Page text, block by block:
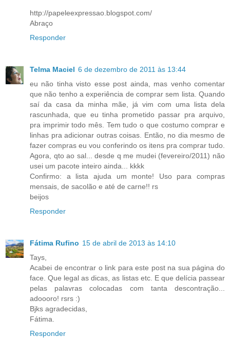
http://papeleexpressao.blogspot.com/
Abraço
Responder
Telma Maciel 6 de dezembro de 2011 às 13:44
eu não tinha visto esse post ainda, mas venho comentar
que não tenho a experiência de comprar sem lista. Quando
saí da casa da minha mãe, já vim com uma lista dela
rascunhada, que eu tinha prometido passar pra arquivo,
pra imprimir todo mês. Tem tudo o que costumo comprar e
linhas pra adicionar outras coisas. Então, no dia mesmo de
fazer compras eu vou conferindo os itens pra comprar tudo.
Agora, qto ao sal... desde q me mudei (fevereiro/2011) não
usei um pacote inteiro ainda... kkkk
Confirmo: a lista ajuda um monte! Uso para compras
mensais, de sacolão e até de carne!! rs
beijos
Responder
Fátima Rufino 15 de abril de 2013 às 14:10
Tays,
Acabei de encontrar o link para este post na sua página do
face. Que legal as dicas, as listas etc. E que delícia passear
pelas palavras colocadas com tanta descontração...
adoooro! rsrs :)
Bjks agradecidas,
Fátima.
Responder